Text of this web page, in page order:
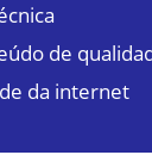
de
da internet